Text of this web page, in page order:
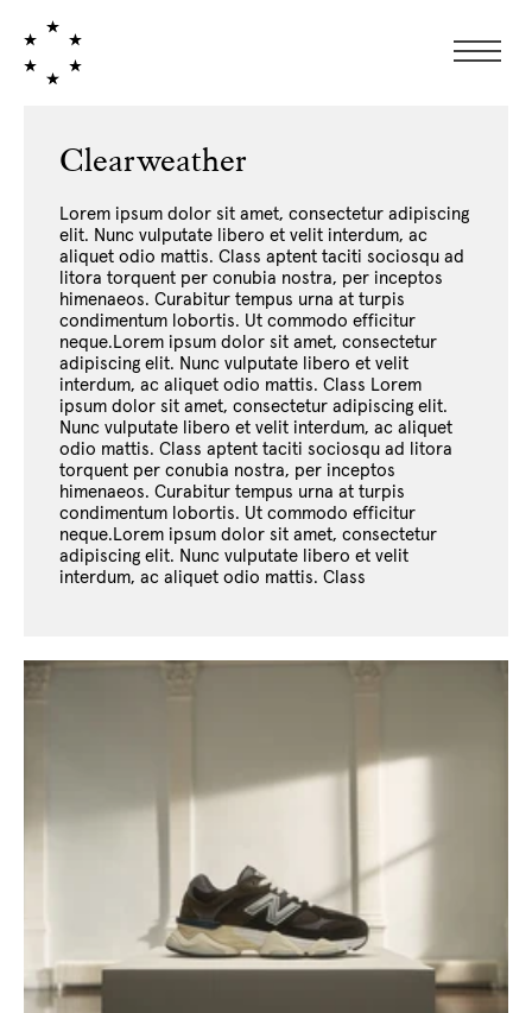
Clearweather
Lorem ipsum dolor sit amet, consectetur adipiscing
elit. Nunc vulputate libero et velit interdum, ac
aliquet odio mattis. Class aptent taciti sociosqu ad
litora torquent per conubia nostra, per inceptos
himenaeos. Curabitur tempus urna at turpis
condimentum lobortis. Ut commodo efficitur
neque.Lorem ipsum dolor sit amet, consectetur
adipiscing elit. Nunc vulputate libero et velit
interdum, ac aliquet odio mattis. Class Lorem
ipsum dolor sit amet, consectetur adipiscing elit.
Nunc vulputate libero et velit interdum, ac aliquet
odio mattis. Class aptent taciti sociosqu ad litora
torquent per conubia nostra, per inceptos
himenaeos. Curabitur tempus urna at turpis
condimentum lobortis. Ut commodo efficitur
neque.Lorem ipsum dolor sit amet, consectetur
adipiscing elit. Nunc vulputate libero et velit
interdum, ac aliquet odio mattis. Class